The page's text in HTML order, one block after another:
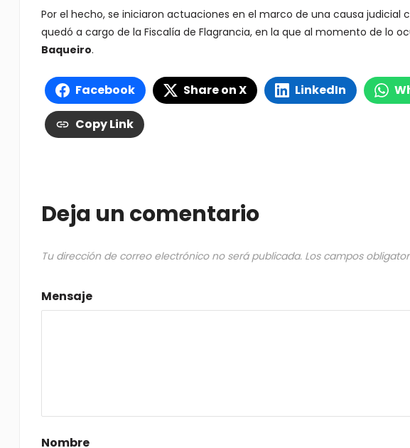
Por el hecho, se iniciaron actuaciones en el marco de una causa judicial
quedó a cargo de la Fiscalía de Flagrancia, en la que al momento de lo
Baqueiro.
Facebook Share on X LinkedIn
Copy Link
Deja un comentario
Tu dirección de correo electrónico no será publicada. Los campos
Mensaje
Nombre